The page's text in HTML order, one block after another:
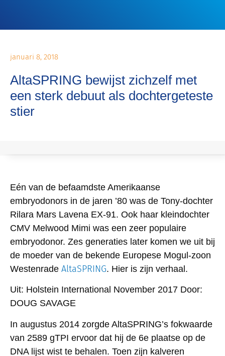
januari 8, 2018
AltaSPRING bewijst zichzelf met
een sterk debuut als dochtergeteste
stier
Eén van de befaamdste Amerikaanse
embryodonors in de jaren ’80 was de Tony-dochter
Rilara Mars Lavena EX-91. Ook haar kleindochter
CMV Melwood Mimi was een zeer populaire
embryodonor. Zes generaties later komen we uit bij
de moeder van de bekende Europese Mogul-zoon
Westenrade AltaSPRING. Hier is zijn verhaal.
Uit: Holstein International November 2017 Door:
DOUG SAVAGE
In augustus 2014 zorgde AltaSPRING’s fokwaarde
van 2589 gTPI ervoor dat hij de 6e plaatse op de
DNA lijst wist te behalen. Toen zijn kalveren